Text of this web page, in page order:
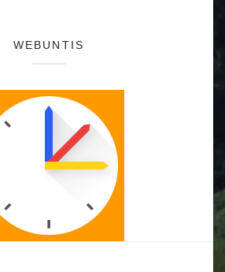
WEBUNTIS